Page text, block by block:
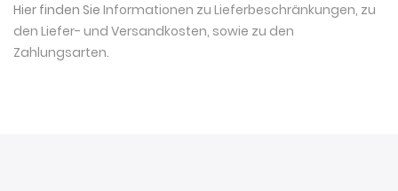
Hier finden Sie Informationen zu Lieferbeschränkungen, zu
den Liefer- und Versandkosten, sowie zu den
Zahlungsarten.